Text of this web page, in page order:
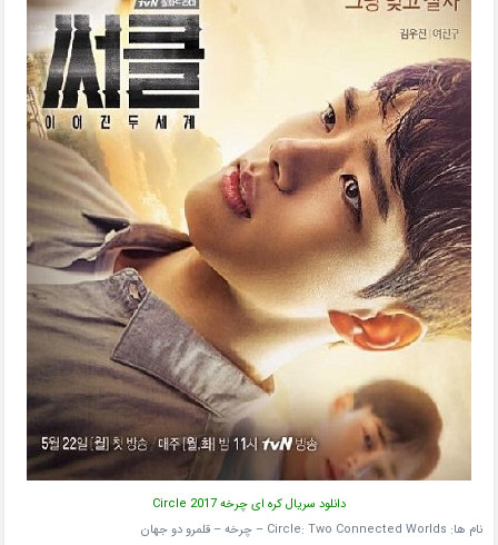
دانلود سریال کره ای چرخه Circle 2017
نام ها: Circle: Two Connected Worlds – چرخه – قلمرو دو جهان